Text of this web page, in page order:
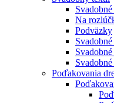
Na
Podväzky
Poďakovania